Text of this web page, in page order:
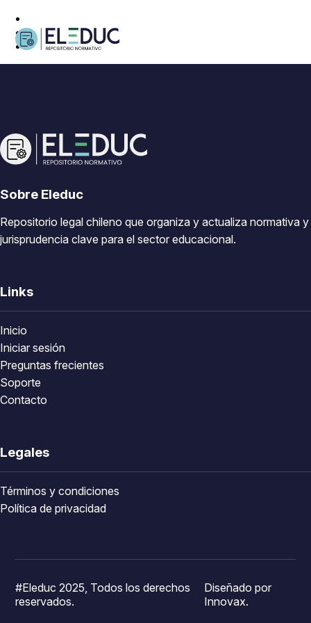
Sobre Eleduc
Repositorio legal chileno que organiza y actualiza normativa y
jurisprudencia clave para el sector educacional.
Links
Inicio
Iniciar sesión
Preguntas frecientes
Soporte
Contacto
Legales
Términos y condiciones
Política de privacidad
#Eleduc 2025, Todos los derechos
reservados.
Diseñado por
Innovax.